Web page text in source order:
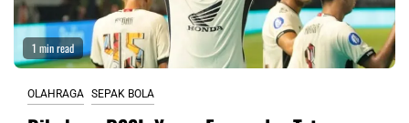
1 min read
OLAHRAGA SEPAK BOLA